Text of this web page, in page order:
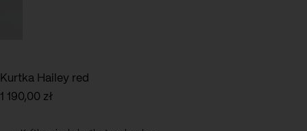
Kurtka Hailey red
1 190,00 zł